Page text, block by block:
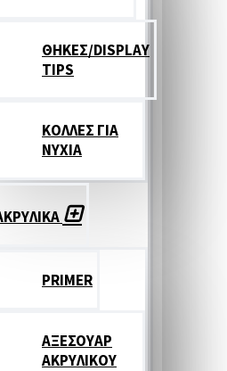
ΘΗΚΕΣ/DISPLAY
TIPS
ΚΟΛΛΕΣ ΓΙΑ
ΝΥΧΙΑ
PRIMER
ΑΞΕΣΟΥΑΡ
ΑΚΡΥΛΙΚΟΥ